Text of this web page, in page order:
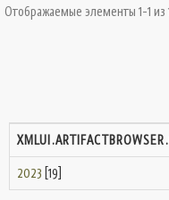
Отображаемые элементы 1-1 из
2023 [19]